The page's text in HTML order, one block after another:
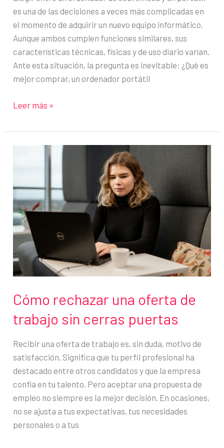
es una de las decisiones a veces más complicadas en
el momento de adquirir un nuevo equipo informático.
Aunque ambos cumplen funciones similares, sus
características técnicas, físicas y de uso diario varían.
Ante esta situación, la pregunta es inevitable: ¿Qué es
mejor comprar, un ordenador portátil
¿Ordenador
sobremesa
o
cuál
te
conviene
más
Leer más »
Cómo rechazar una oferta de
trabajo sin cerras puertas
Recibir una oferta de trabajo es, sin duda, motivo de
satisfacción. Significa que tu perfil profesional ha
destacado entre otros candidatos y que la empresa
confía en tu talento. Pero aceptar una propuesta de
empleo no siempre es la mejor decisión. En ocasiones,
no se ajusta a tus expectativas, tus necesidades
personales o a tus